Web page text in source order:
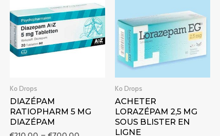
Ko Drops
DIAZÉPAM
RATIOPHARM 5 MG
DIAZÉPAM
prix :
€210.00
€700.00
Ko Drops
ACHETER
LORAZÉPAM 2,5 MG
SOUS BLISTER EN
LIGNE
€220.00
à
€680.00